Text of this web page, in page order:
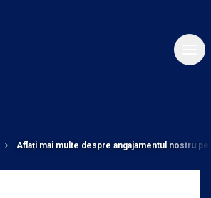
Aflați mai multe despre angajamentul nostru